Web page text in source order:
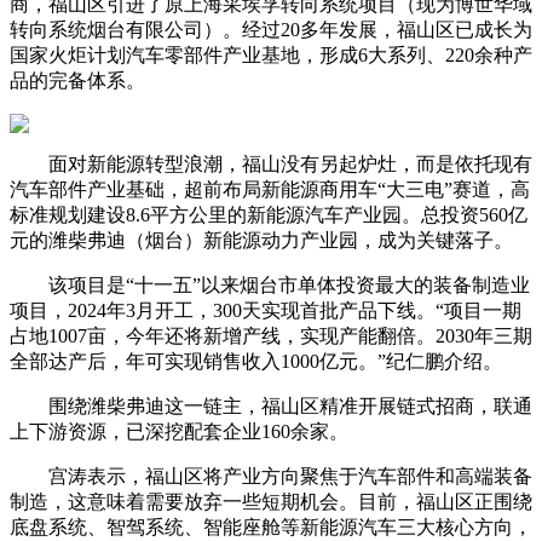
商，福山区引进了原上海采埃孚转向系统项目（现为博世华域
转向系统烟台有限公司）。经过20多年发展，福山区已成长为
国家火炬计划汽车零部件产业基地，形成6大系列、220余种产
品的完备体系。
面对新能源转型浪潮，福山没有另起炉灶，而是依托现有
汽车部件产业基础，超前布局新能源商用车“大三电”赛道，高
标准规划建设8.6平方公里的新能源汽车产业园。总投资560亿
元的潍柴弗迪（烟台）新能源动力产业园，成为关键落子。
该项目是“十一五”以来烟台市单体投资最大的装备制造业
项目，2024年3月开工，300天实现首批产品下线。“项目一期
占地1007亩，今年还将新增产线，实现产能翻倍。2030年三期
全部达产后，年可实现销售收入1000亿元。”纪仁鹏介绍。
围绕潍柴弗迪这一链主，福山区精准开展链式招商，联通
上下游资源，已深挖配套企业160余家。
宫涛表示，福山区将产业方向聚焦于汽车部件和高端装备
制造，这意味着需要放弃一些短期机会。目前，福山区正围绕
底盘系统、智驾系统、智能座舱等新能源汽车三大核心方向，